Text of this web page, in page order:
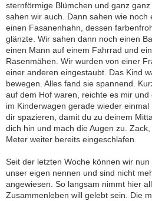
sternförmige Blümchen und ganz
sahen wir auch. Dann sahen wie noch
einen Fasanenhahn, dessen
glänzte. Wir sahen dann noch einen
einen Mann auf einem Fahrrad und
Rasenmähen. Wir wurden von einer
einer anderen eingestaubt. Das Kind
bewegen. Alles fand sie spannend.
auf dem Hof waren, reichte es mir und
im Kinderwagen gerade wieder einmal
dir spazieren, damit du zu deinem
dich hin und mach die Augen zu.
Meter weiter bereits eingeschlafen.
Seit der letzten Woche können wir
unser eigen nennen und sind nicht
angewiesen. So langsam nimmt hier
Zusammenleben will gelebt sein. Die